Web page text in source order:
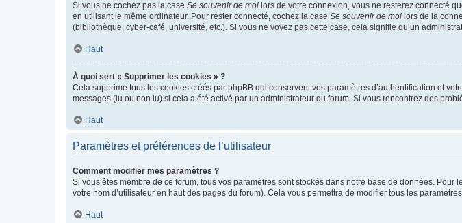
Si vous ne cochez pas la case Se souvenir de moi lors de votre connexion, vous ne resterez connecté
en utilisant le même ordinateur. Pour rester connecté, cochez la case Se souvenir de moi lors de la
(bibliothèque, cyber-café, université, etc.). Si vous ne voyez pas cette case, cela signifie qu’un
Haut
À quoi sert « Supprimer les cookies » ?
Cela supprime tous les cookies créés par phpBB qui conservent vos paramètres d’authentification et
messages (lu ou non lu) si cela a été activé par un administrateur du forum. Si vous rencontrez des
Haut
Paramètres et préférences de l’utilisateur
Comment modifier mes paramètres ?
Si vous êtes membre de ce forum, tous vos paramètres sont stockés dans notre base de données. Pour
votre nom d’utilisateur en haut des pages du forum). Cela vous permettra de modifier tous les
Haut